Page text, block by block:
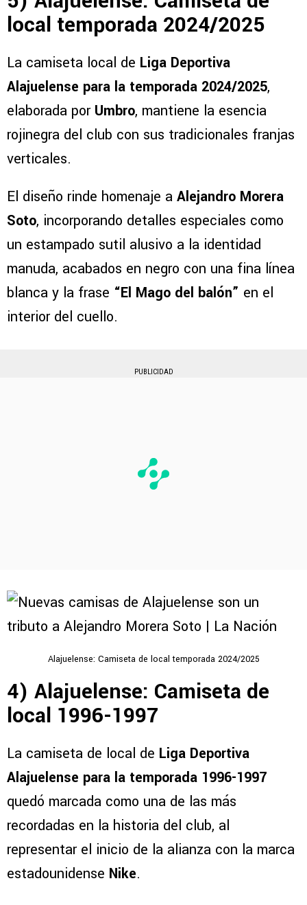
local temporada 2024/2025
La camiseta local de Liga Deportiva
Alajuelense para la temporada 2024/2025,
elaborada por Umbro, mantiene la esencia
rojinegra del club con sus tradicionales franjas
verticales.
El diseño rinde homenaje a Alejandro Morera
Soto, incorporando detalles especiales como
un estampado sutil alusivo a la identidad
manuda, acabados en negro con una fina línea
blanca y la frase “El Mago del balón” en el
interior del cuello.
PUBLICIDAD
Alajuelense: Camiseta de local temporada 2024/2025
4) Alajuelense: Camiseta de
local 1996-1997
La camiseta de local de Liga Deportiva
Alajuelense para la temporada 1996-1997
quedó marcada como una de las más
recordadas en la historia del club, al
representar el inicio de la alianza con la marca
estadounidense Nike.